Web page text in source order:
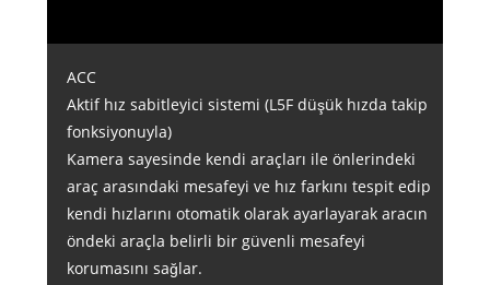
ACC
Aktif hız sabitleyici sistemi (L5F düşük hızda takip
fonksiyonuyla)
Kamera sayesinde kendi araçları ile önlerindeki
araç arasındaki mesafeyi ve hız farkını tespit edip
kendi hızlarını otomatik olarak ayarlayarak aracın
öndeki araçla belirli bir güvenli mesafeyi
korumasını sağlar.